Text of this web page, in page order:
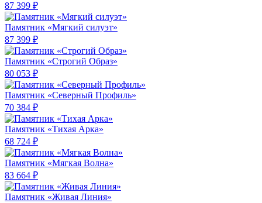
87 399 ₽
Памятник «Мягкий силуэт»
87 399 ₽
Памятник «Строгий Образ»
80 053 ₽
Памятник «Северный Профиль»
70 384 ₽
Памятник «Тихая Арка»
68 724 ₽
Памятник «Мягкая Волна»
83 664 ₽
Памятник «Живая Линия»